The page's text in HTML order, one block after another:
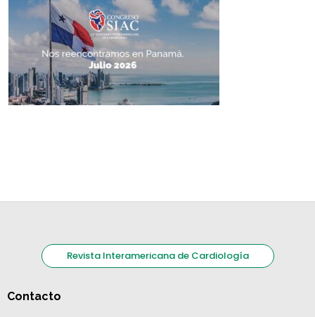
Revista Interamericana de Cardiología
Contacto